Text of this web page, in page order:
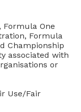
Formula One
Formula
Championship
associated with
or
Use/Fair